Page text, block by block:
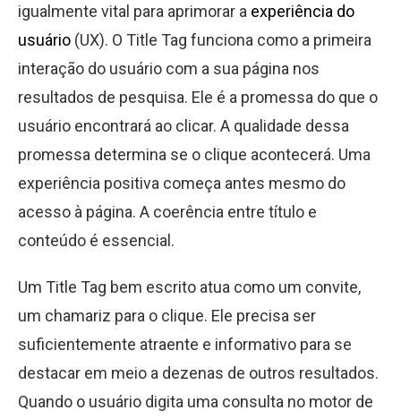
igualmente vital para aprimorar a experiência do
usuário (UX). O Title Tag funciona como a primeira
interação do usuário com a sua página nos
resultados de pesquisa. Ele é a promessa do que o
usuário encontrará ao clicar. A qualidade dessa
promessa determina se o clique acontecerá. Uma
experiência positiva começa antes mesmo do
acesso à página. A coerência entre título e
conteúdo é essencial.
Um Title Tag bem escrito atua como um convite,
um chamariz para o clique. Ele precisa ser
suficientemente atraente e informativo para se
destacar em meio a dezenas de outros resultados.
Quando o usuário digita uma consulta no motor de